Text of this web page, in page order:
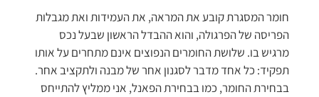
חומר המסגרת קובע את המראה, את העמידות ואת מגבלות
הפריסה של הפרגולה, והוא ההבדל הראשון שבעל נכס
מרגיש בו. שלושת החומרים הנפוצים אינם מתחרים על אותו
תפקיד: כל אחד מדבר לסגנון אחר של מבנה ולתקציב אחר.
בבחירת החומר, כמו בבחירת הפאנל, אני ממליץ להתייחס